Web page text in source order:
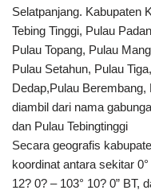
Selatpanjang. Kabupaten
Tebing Tinggi, Pulau
Pulau Topang, Pulau
Pulau Setahun, Pulau
Dedap,Pulau
diambil dari nama
dan Pulau Tebingtinggi
Secara geografis
koordinat antara sekitar
12? 0? – 103° 10? 0” BT,